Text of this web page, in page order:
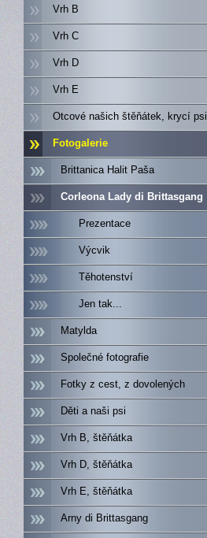
Vrh B
Vrh C
Vrh D
Vrh E
Otcové našich štěňátek, krycí psi
Fotogalerie
Brittanica Halit Paša
Corleona Lady di Brittasgang
Prezentace
Výcvik
Těhotenství
Jen tak...
Matylda
Společné fotografie
Fotky z cest, z dovolených
Děti a naši psi
Vrh B, štěňátka
Vrh D, štěňátka
Vrh E, štěňátka
Arny di Brittasgang